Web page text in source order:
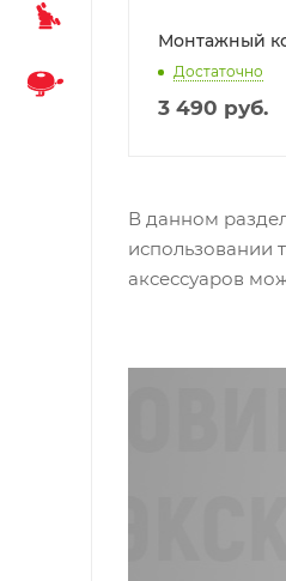
Монтажный
Достаточно
3 490 руб.
В данном
использовании
аксессуаров